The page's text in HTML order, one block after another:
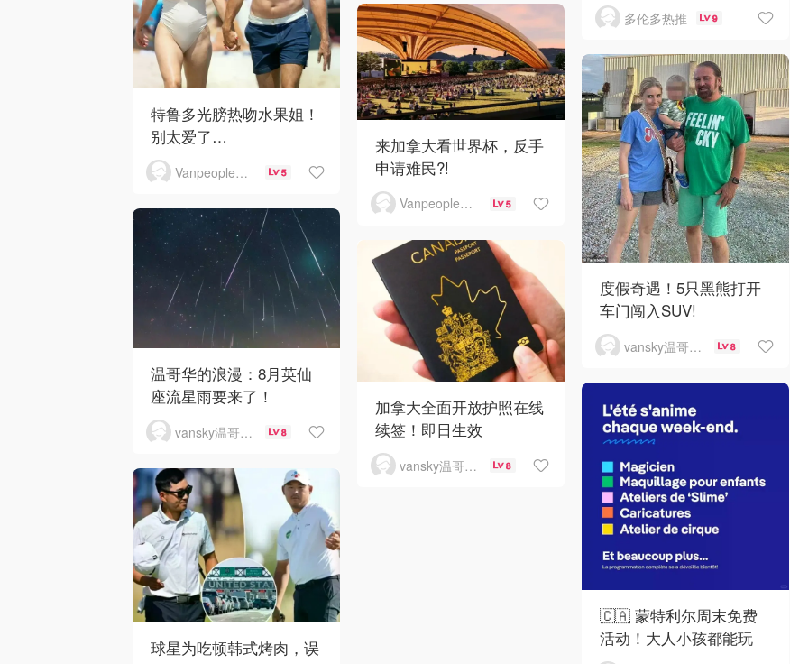
多伦多热推 9
特鲁多光膀热吻水果姐！
别太爱了…
Vanpeople人在温哥华 5
来加拿大看世界杯，反手
申请难民?!
Vanpeople人在温哥华 5
度假奇遇！5只黑熊打开
车门闯入SUV!
vansky温哥华天空 8
温哥华的浪漫：8月英仙
座流星雨要来了！
vansky温哥华天空 8
加拿大全面开放护照在线
续签！即日生效
vansky温哥华天空 8
🇨🇦 蒙特利尔周末免费
活动！大人小孩都能玩
球星为吃顿韩式烤肉，误